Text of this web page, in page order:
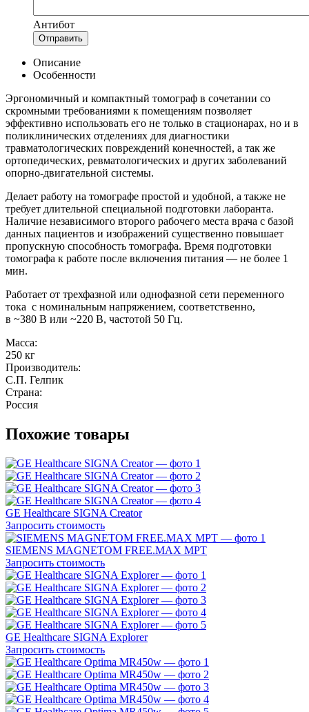
Антибот
Отправить
Описание
Особенности
Эргономичный и компактный томограф в сочетании со
скромными требованиями к помещениям позволяет
эффективно использовать его не только в стационарах, но и в
поликлинических отделениях для диагностики
травматологических повреждений конечностей, а так же
ортопедических, ревматологических и других заболеваний
опорно-двигательной системы.
Делает работу на томографе простой и удобной, а также не
требует длительной специальной подготовки лаборанта.
Наличие независимого второго рабочего места врача с базой
данных пациентов и изображений существенно повышает
пропускную способность томографа. Время подготовки
томографа к работе после включения питания — не более 1
мин.
Работает от трехфазной или однофазной сети переменного
тока с номинальным напряжением, соответственно,
в ~380 В или ~220 В, частотой 50 Гц.
Масса:
250 кг
Производитель:
С.П. Гелпик
Страна:
Россия
Похожие товары
GE Healthcare SIGNA Creator
Запросить стоимость
SIEMENS MAGNETOM FREE.MAX МРТ
Запросить стоимость
GE Healthcare SIGNA Explorer
Запросить стоимость